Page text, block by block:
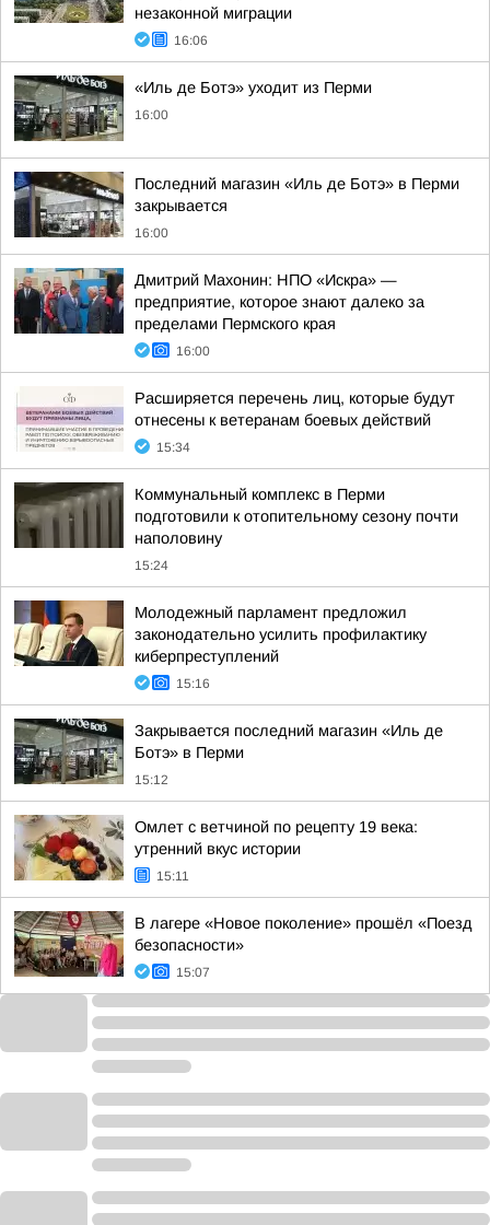
незаконной миграции
16:06
«Иль де Ботэ» уходит из Перми
16:00
Последний магазин «Иль де Ботэ» в Перми
закрывается
16:00
Дмитрий Махонин: НПО «Искра» —
предприятие, которое знают далеко за
пределами Пермского края
16:00
Расширяется перечень лиц, которые будут
отнесены к ветеранам боевых действий
15:34
Коммунальный комплекс в Перми
подготовили к отопительному сезону почти
наполовину
15:24
Молодежный парламент предложил
законодательно усилить профилактику
киберпреступлений
15:16
Закрывается последний магазин «Иль де
Ботэ» в Перми
15:12
Омлет с ветчиной по рецепту 19 века:
утренний вкус истории
15:11
В лагере «Новое поколение» прошёл «Поезд
безопасности»
15:07